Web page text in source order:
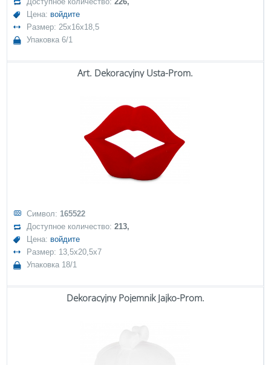
Цена: войдите
Размер: 25x16x18,5
Упаковка 6/1
Art. Dekoracyjny Usta-Prom.
Символ: 165522
Доступное количество:213,
Цена: войдите
Размер: 13,5x20,5x7
Упаковка 18/1
Dekoracyjny Pojemnik Jajko-Prom.